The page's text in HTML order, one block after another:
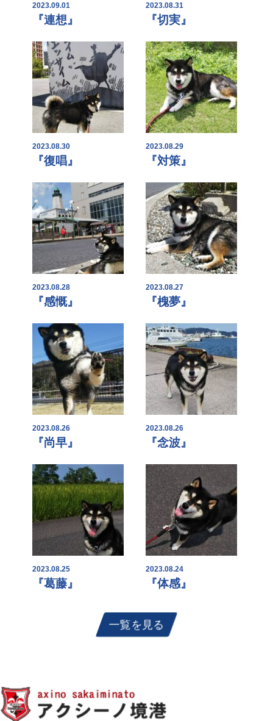
2023.09.01
『連想』
2023.08.31
『切実』
2023.08.30
『復唱』
2023.08.29
『対策』
2023.08.28
『感慨』
2023.08.27
『槐夢』
2023.08.26
『尚早』
2023.08.26
『念波』
2023.08.25
『葛藤』
2023.08.24
『体感』
一覧を見る